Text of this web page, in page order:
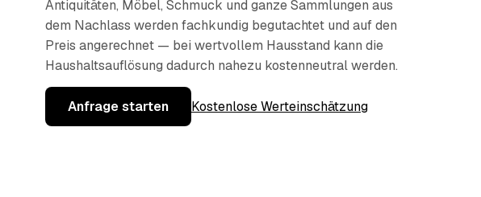
Antiquitäten, Möbel, Schmuck und ganze Sammlungen aus
dem Nachlass werden fachkundig begutachtet und auf den
Preis angerechnet — bei wertvollem Hausstand kann die
Haushaltsauflösung dadurch nahezu kostenneutral werden.
Anfrage starten Kostenlose Werteinschätzung